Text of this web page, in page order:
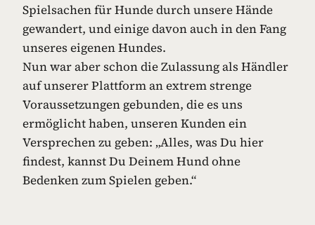
Spielsachen für Hunde durch unsere Hände
gewandert, und einige davon auch in den Fang
unseres eigenen Hundes.
Nun war aber schon die Zulassung als Händler
auf unserer Plattform an extrem strenge
Voraussetzungen gebunden, die es uns
ermöglicht haben, unseren Kunden ein
Versprechen zu geben: „Alles, was Du hier
findest, kannst Du Deinem Hund ohne
Bedenken zum Spielen geben.“